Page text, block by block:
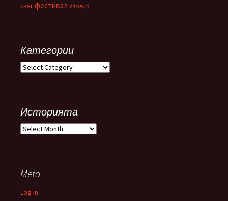
снягфестивал язовир
Категории
Категории
Историята
Историята
Meta
Log in